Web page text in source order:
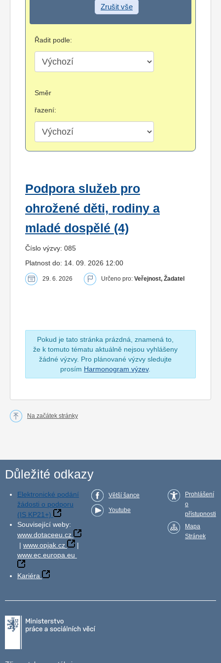
Zrušit vše
Řadit podle:
Směr
řazení:
Podpora služeb pro
ohrožené děti, rodiny a
mladé dospělé (4)
Číslo výzvy: 085
Platnost do: 14. 09. 2026 12:00
29. 6. 2026 Určeno pro: Veřejnost, Žadatel
Pokud je tato stránka prázdná, znamená to,
že k tomuto tématu aktuálně nejsou vyhlášeny
žádné výzvy. Pro plánované výzvy sledujte
prosím Harmonogram výzev.
Na začátek stránky
Důležité odkazy
Elektronické podání
žádosti o podporu
(IS KP21+)
Související weby:
www.dotaceeu.cz
| www.opjak.cz
|
www.ec.europa.eu
Kariéra
Větší šance
Youtube
Prohlášení
o
přístupnosti
Mapa
Stránek